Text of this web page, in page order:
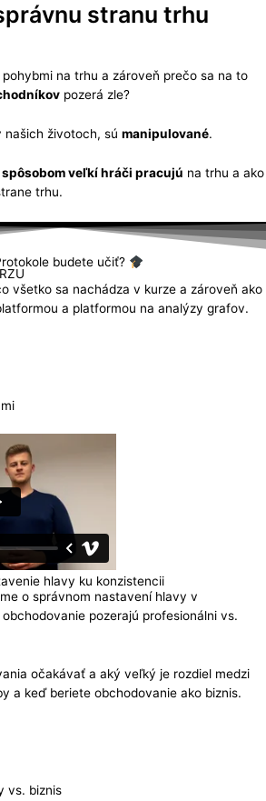
stranu trhu
na trhu a zároveň prečo sa na to
pozerá zle?
našich životoch, sú manipulované.
spôsobom veľkí hráči pracujú na trhu a ako
trhu.
budete učiť?
všetko sa nachádza v kurze a zároveň ako
a platformou na analýzy grafov.
hlavy ku konzistencii
o správnom nastavení hlavy v
pozerajú profesionálni vs.
očakávať a aký veľký je rozdiel medzi
a keď beriete obchodovanie ako biznis.
vs. biznis